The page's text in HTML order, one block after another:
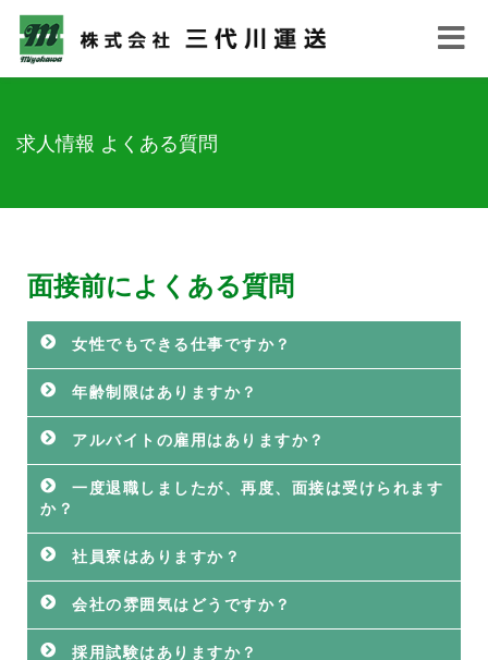
Toggle
求人情報 よくある質問
面接前によくある質問
女性でもできる仕事ですか？
年齢制限はありますか？
アルバイトの雇用はありますか？
一度退職しましたが、再度、面接は受けられます
か？
社員寮はありますか？
会社の雰囲気はどうですか？
採用試験はありますか？